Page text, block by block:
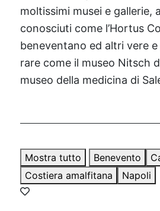
moltissimi musei e gallerie,
conosciuti come l’Hortus
beneventano ed altri vere
rare come il museo Nitsch
museo della medicina di
Mostra tutto Benevento
Costiera amalfitana
Napoli